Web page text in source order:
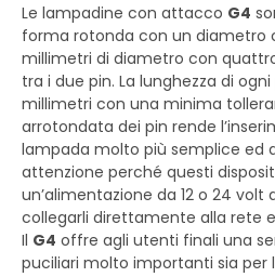
Le lampadine con attacco G4
forma rotonda con un diametro
millimetri di diametro con
tra i due pin. La lunghezza di
millimetri con una minima
arrotondata dei pin rende
lampada molto più semplice ed
attenzione perché questi
un’alimentazione da 12 o 24 volt
collegarli direttamente alla rete
Il G4 offre agli utenti finali una
puciliari molto importanti sia per